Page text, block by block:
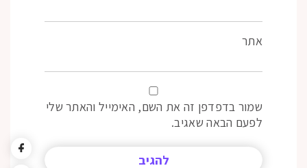
אתר
שמור בדפדפן זה את השם, האימייל והאתר שלי
לפעם הבאה שאגיב.